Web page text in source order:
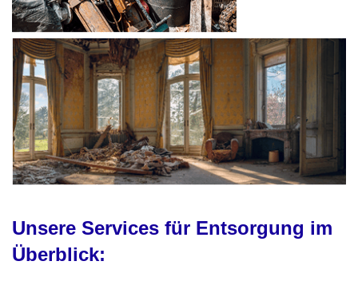
Unsere Services für Entsorgung im
Überblick: